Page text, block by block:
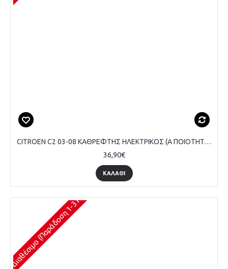
CITROEN C2 03-08 ΚΑΘΡΕΦΤΗΣ ΗΛΕΚΤΡΙΚΟΣ (Α ΠΟΙΟΤΗΤΑ) (CONVEX GLASS) - ΔΕΞΙ
36,90€
ΚΑΛΆΘΙ
Διαθέσιμο (Παράδοση 1-3 Ημέρες)